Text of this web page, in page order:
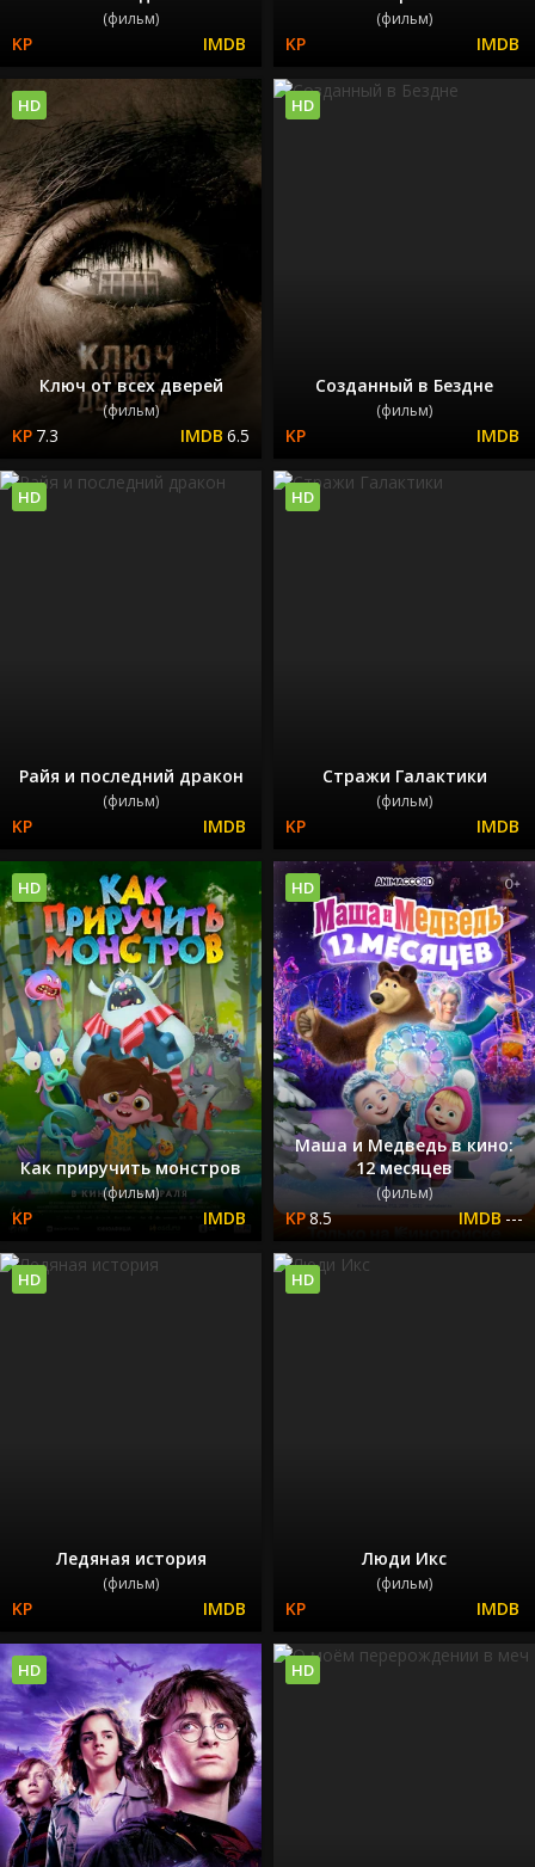
(фильм) (фильм)
Ключ от всех дверей
(фильм)
7.3 6.5
HD
Созданный в Бездне
(фильм)
HD
Райя и последний дракон
(фильм)
HD
Стражи Галактики
(фильм)
HD
Как приручить монстров
(фильм)
HD
Маша и Медведь в кино:
12 месяцев
(фильм)
8.5 ---
HD
Ледяная история
(фильм)
HD
Люди Икс
(фильм)
HD
HD HD